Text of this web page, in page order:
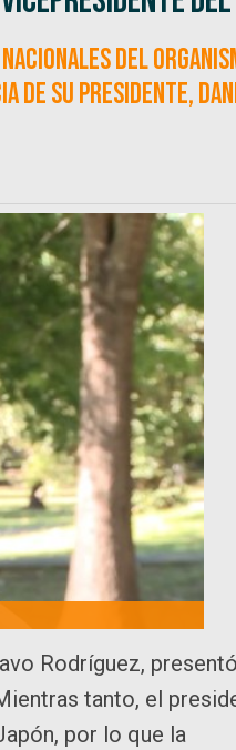
del
de su presidente,
Rodríguez,
tanto, el
por lo que la